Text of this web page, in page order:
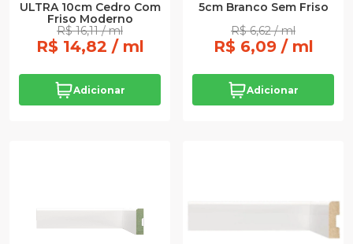
ULTRA 10cm Cedro Com
Friso Moderno
R$ 16,11 / ml
R$ 14,82 / ml
Adicionar
5cm Branco Sem Friso
R$ 6,62 / ml
R$ 6,09 / ml
Adicionar